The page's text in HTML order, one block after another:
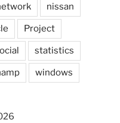
nissan
Project
statistics
windows